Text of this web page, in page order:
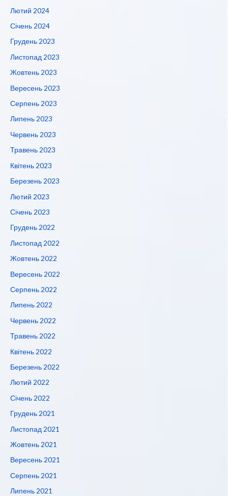
Лютий 2024
Січень 2024
Грудень 2023
Листопад 2023
Жовтень 2023
Вересень 2023
Серпень 2023
Липень 2023
Червень 2023
Травень 2023
Квітень 2023
Березень 2023
Лютий 2023
Січень 2023
Грудень 2022
Листопад 2022
Жовтень 2022
Вересень 2022
Серпень 2022
Липень 2022
Червень 2022
Травень 2022
Квітень 2022
Березень 2022
Лютий 2022
Січень 2022
Грудень 2021
Листопад 2021
Жовтень 2021
Вересень 2021
Серпень 2021
Липень 2021